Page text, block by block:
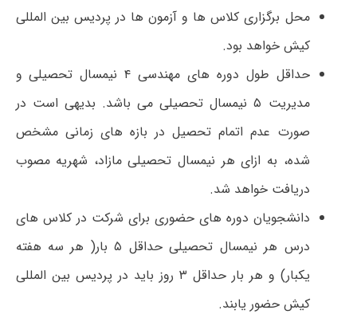
محل برگزاری کلاس ها و آزمون­ ها در پردیس بین ­المللی
کیش خواهد بود.
حداقل طول دوره­ های مهندسی ۴ نیمسال تحصیلی و
مدیریت ۵ نیمسال تحصیلی می ­باشد. بدیهی است در
صورت عدم اتمام تحصیل در بازه های زمانی مشخص
شده، به ازای هر نیمسال تحصیلی مازاد، شهریه مصوب
دریافت خواهد شد.
دانشجویان دوره­ های حضوری برای شرکت در کلاس های
درس هر نیمسال تحصیلی حداقل ۵ بار( هر سه هفته
یکبار) و هر بار حداقل ۳ روز باید در پردیس بین المللی
کیش حضور یابند.